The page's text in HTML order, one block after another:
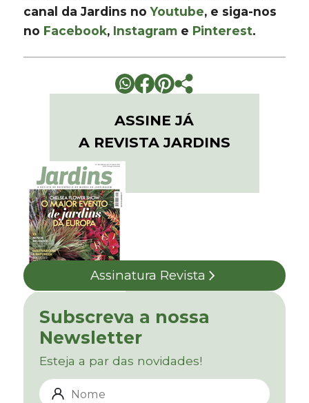
canal da Jardins noYoutube, e siga-nos
no Facebook, Instagram e Pinterest.
ASSINE JÁ
A REVISTA JARDINS
Assinatura Revista
Subscreva a nossa
Newsletter
Esteja a par das novidades!